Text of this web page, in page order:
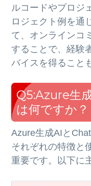
ルコードやプロジ
ロジェクト例を通
て、オンラインコ
することで、経験
バイスを得ること
Q5:Azure生
は何ですか？
Azure生成AIと
それぞれの特徴と
重要です。以下に